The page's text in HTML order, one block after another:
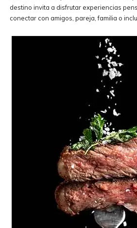
destino invita a disfrutar experiencias
conectar con amigos, pareja, familia o